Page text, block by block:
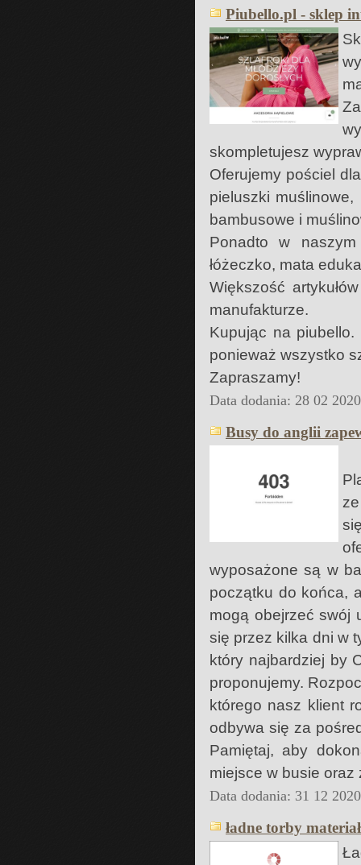
Piubello.pl - sklep
skompletujesz
Oferujemy pościel
pieluszki
bambusowe i
Ponadto w
łóżeczko, mata
Większość
manufakturze.
Kupując na
ponieważ wszystko
Zapraszamy!
Data dodania: 28 02
Busy do anglii
wyposażone są w
początku do końca,
mogą obejrzeć swój
się przez kilka dni w
który najbardziej by
proponujemy.
którego nasz klient
odbywa się za
Pamiętaj, aby
miejsce w busie
Data dodania: 31 12
ładne torby